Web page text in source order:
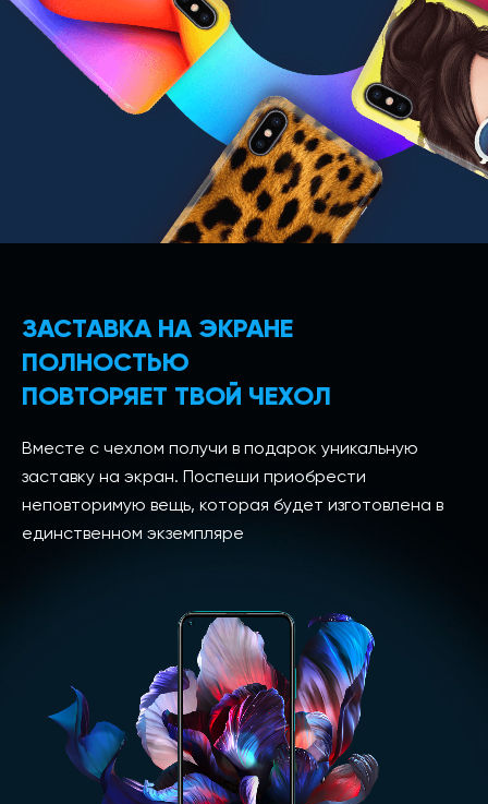
ЗАСТАВКА НА ЭКРАНЕ
ПОЛНОСТЬЮ
ПОВТОРЯЕТ ТВОЙ ЧЕХОЛ
Вместе с чехлом получи в подарок уникальную
заставку на экран. Поспеши приобрести
неповторимую вещь, которая будет изготовлена в
единственном экземпляре